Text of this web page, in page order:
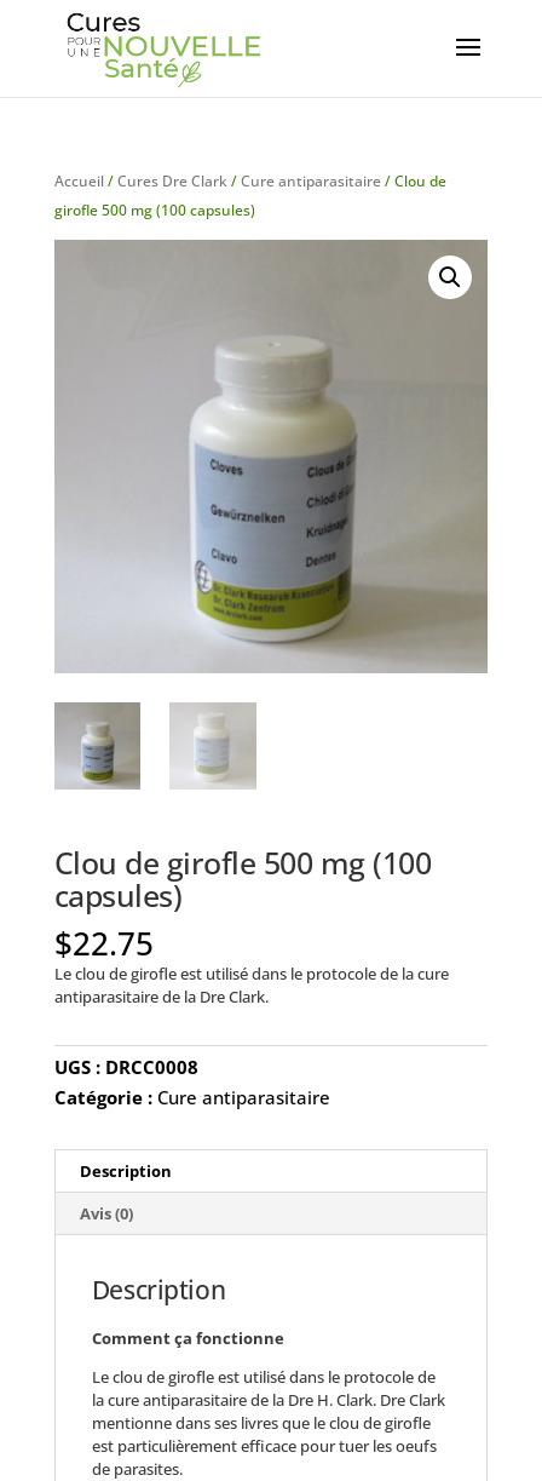
Accueil/Cures Dre Clark /Cure antiparasitaire/ Clou de
girofle 500 mg (100 capsules)
Clou de girofle 500 mg (100
capsules)
$22.75
Le clou de girofle est utilisé dans le protocole de la cure
antiparasitaire de la Dre Clark.
UGS : DRCC0008
Catégorie : Cure antiparasitaire
Description
Avis (0)
Description
Comment ça fonctionne
Le clou de girofle est utilisé dans le protocole de
la cure antiparasitaire de la Dre H. Clark. Dre Clark
mentionne dans ses livres que le clou de girofle
est particulièrement efficace pour tuer les oeufs
de parasites.